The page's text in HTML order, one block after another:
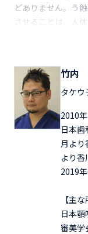
どありません。う
させることは、人
竹内
タケ
2010
日本
月より
より香
2019
【主
日本
審美学